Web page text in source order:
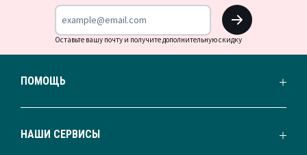
OK
Оставьте вашу почту и получите дополнительную скидку
ПОМОЩЬ
НАШИ СЕРВИСЫ